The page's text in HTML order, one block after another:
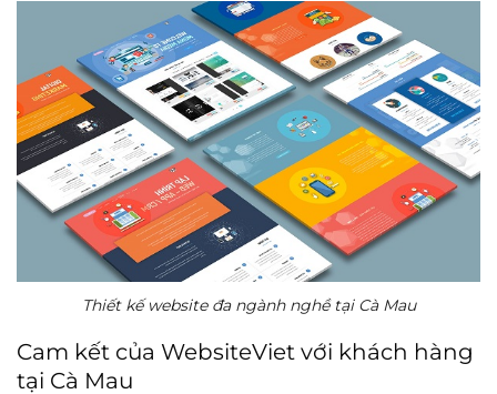
Thiết kế website đa ngành nghề tại Cà Mau
Cam kết của WebsiteViet với khách hàng
tại Cà Mau